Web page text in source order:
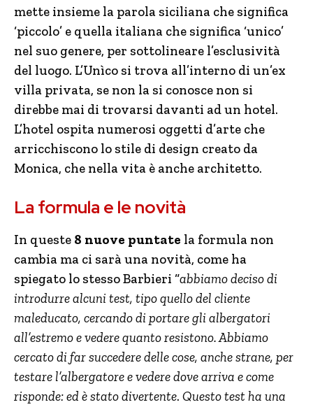
mette insieme la parola siciliana che significa
‘piccolo’ e quella italiana che significa ‘unico’
nel suo genere, per sottolineare l’esclusività
del luogo. L’Unìco si trova all’interno di un’ex
villa privata, se non la si conosce non si
direbbe mai di trovarsi davanti ad un hotel.
L’hotel ospita numerosi oggetti d’arte che
arricchiscono lo stile di design creato da
Monica, che nella vita è anche architetto.
La formula e le novità
In queste 8 nuove puntate la formula non
cambia ma ci sarà una novità, come ha
spiegato lo stesso Barbieri “abbiamo deciso di
introdurre alcuni test, tipo quello del cliente
maleducato, cercando di portare gli albergatori
all’estremo e vedere quanto resistono. Abbiamo
cercato di far succedere delle cose, anche strane, per
testare l’albergatore e vedere dove arriva e come
risponde: ed è stato divertente. Questo test ha una